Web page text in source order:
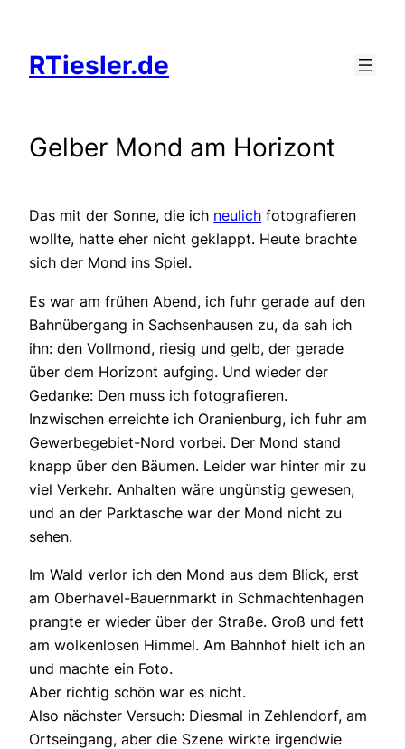
springen
RTiesler.de
Gelber Mond am Horizont
Das mit der Sonne, die ich neulich fotografieren
wollte, hatte eher nicht geklappt. Heute brachte
sich der Mond ins Spiel.
Es war am frühen Abend, ich fuhr gerade auf den
Bahnübergang in Sachsenhausen zu, da sah ich
ihn: den Vollmond, riesig und gelb, der gerade
über dem Horizont aufging. Und wieder der
Gedanke: Den muss ich fotografieren.
Inzwischen erreichte ich Oranienburg, ich fuhr am
Gewerbegebiet-Nord vorbei. Der Mond stand
knapp über den Bäumen. Leider war hinter mir zu
viel Verkehr. Anhalten wäre ungünstig gewesen,
und an der Parktasche war der Mond nicht zu
sehen.
Im Wald verlor ich den Mond aus dem Blick, erst
am Oberhavel-Bauernmarkt in Schmachtenhagen
prangte er wieder über der Straße. Groß und fett
am wolkenlosen Himmel. Am Bahnhof hielt ich an
und machte ein Foto.
Aber richtig schön war es nicht.
Also nächster Versuch: Diesmal in Zehlendorf, am
Ortseingang, aber die Szene wirkte irgendwie